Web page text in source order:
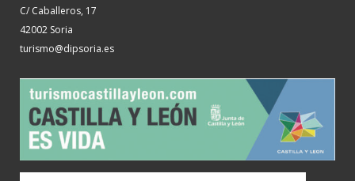
C/ Caballeros, 17
42002 Soria
turismo@dipsoria.es